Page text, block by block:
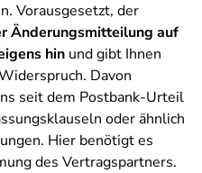
Vorausgesetzt, der
Änderungsmitteilung auf
hin und gibt Ihnen
Davon
seit dem Postbank-Urteil
oder ähnlich
Hier benötigt es
des Vertragspartners.